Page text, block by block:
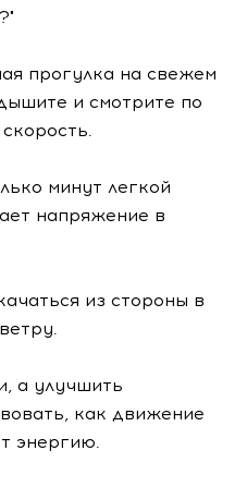
прогулка на свежем
и смотрите по
минут легкой
напряжение в
из стороны в
а улучшить
как движение
энергию.